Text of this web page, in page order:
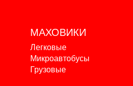
МАХОВИКИ
Легковые
Микроавтобусы
Грузовые